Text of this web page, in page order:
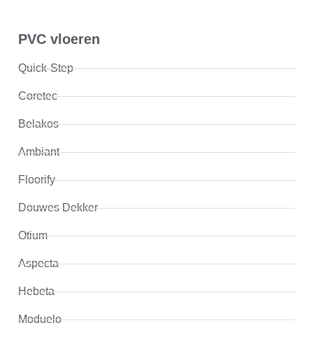
PVC vloeren
Quick-Step
Coretec
Belakos
Ambiant
Floorify
Douwes Dekker
Otium
Aspecta
Hebeta
Moduelo